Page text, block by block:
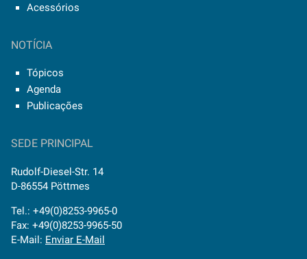
Acessórios
NOTÍCIA
Tópicos
Agenda
Publicações
SEDE PRINCIPAL
Rudolf-Diesel-Str. 14
D-86554 Pöttmes
Tel.: +49(0)8253-9965-0
Fax: +49(0)8253-9965-50
E-Mail: Enviar E-Mail